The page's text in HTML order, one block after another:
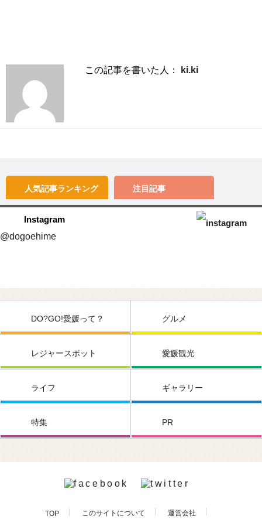
この記事を書いた人： ki.ki
人気記事ランキング 注目記事
Instagram
@dogoehime
DO?GO!愛媛って？ グルメ
レジャースポット 愛媛観光
ライフ ギャラリー
特集 PR
TOP このサイトについて 運営会社